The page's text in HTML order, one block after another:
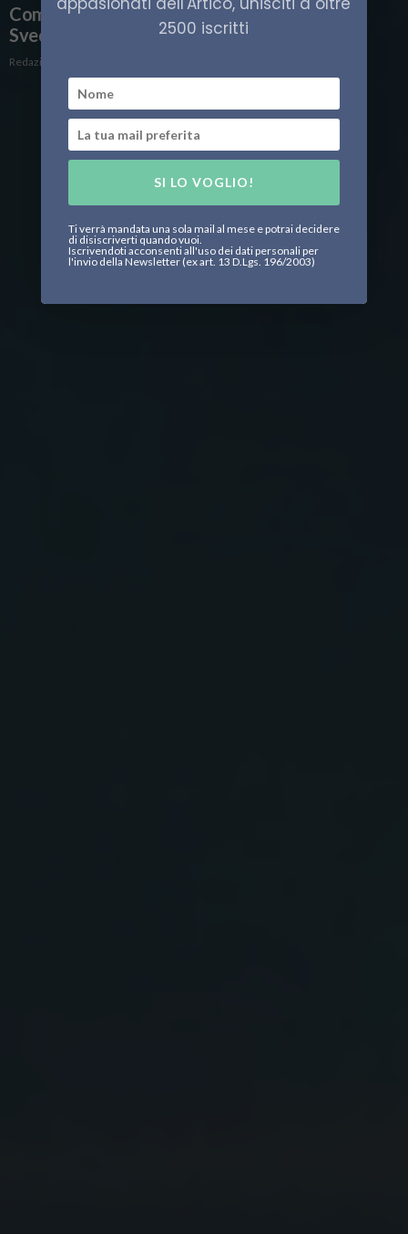
Come e quando visitare Abisko, Lapponia
Svedese
Redazione
2500 iscritti
SI LO VOGLIO!
Ti verrà mandata una sola mail al mese e potrai decidere
di disiscriverti quando vuoi.
Iscrivendoti acconsenti all'uso dei dati personali per
l'invio della Newsletter (ex art. 13 D.Lgs. 196/2003)